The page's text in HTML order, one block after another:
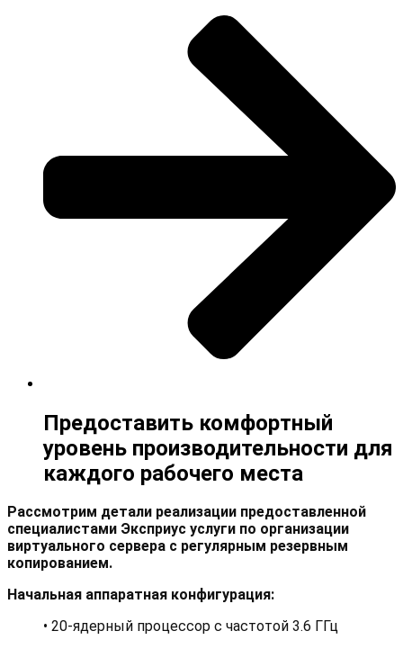
Предоставить комфортный
уровень производительности для
каждого рабочего места
Рассмотрим детали реализации предоставленной
специалистами Эксприус услуги по организации
виртуального сервера с регулярным резервным
копированием.
Начальная аппаратная конфигурация:
• 20-ядерный процессор с частотой 3.6 ГГц